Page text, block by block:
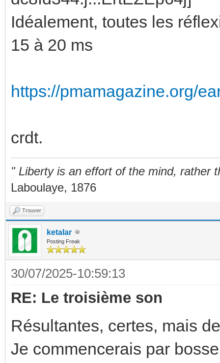
Idéalement, toutes les
15 à 20 ms
https://pmamagazine.org/
crdt.
" Liberty is an effort of the mind,
Laboulaye, 1876
Trouver
ketalar
Posting Freak
30/07/2025-10:59:13
RE: Le troisième son
Résultantes, certes, mais
Je commencerais par